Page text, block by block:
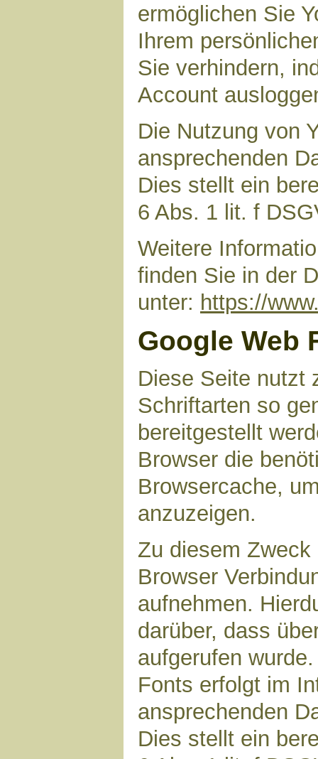
ermöglichen Sie
Ihrem
Sie verhindern,
Account
Die Nutzung von
ansprechenden
Dies stellt ein
6 Abs. 1 lit. f
Weitere
finden Sie in der
unter: https://
Google Web
Diese Seite nutzt
Schriftarten so
bereitgestellt
Browser die
Browsercache,
anzuzeigen.
Zu diesem
Browser
aufnehmen.
darüber, dass
aufgerufen
Fonts erfolgt im
ansprechenden
Dies stellt ein